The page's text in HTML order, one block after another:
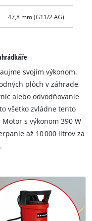
47,8 mm (G11/2 AG)
svojím výkonom.
plôch v záhrade,
alebo odvodňovanie
všetko zvládne tento
s výkonom 390 W
až 10 000 litrov za